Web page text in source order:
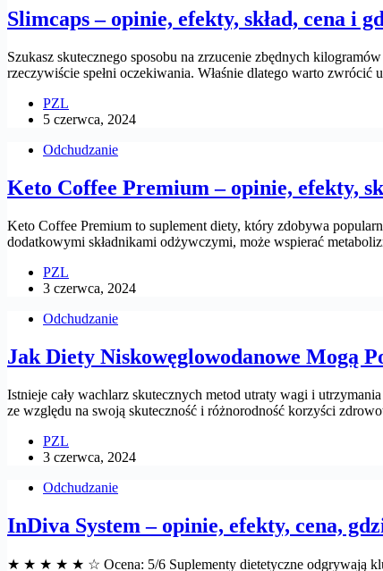
Slimcaps – opinie, efekty, skład, cena i
Szukasz skutecznego sposobu na zrzucenie zbędnych
rzeczywiście spełni oczekiwania. Właśnie dlatego warto
PZL
5 czerwca, 2024
Odchudzanie
Keto Coffee Premium – opinie, efekty,
Keto Coffee Premium to suplement diety, który zdobywa
dodatkowymi składnikami odżywczymi, może wspierać
PZL
3 czerwca, 2024
Odchudzanie
Jak Diety Niskowęglowodanowe Mogą
Istnieje cały wachlarz skutecznych metod utraty wagi i
ze względu na swoją skuteczność i różnorodność korzyści
PZL
3 czerwca, 2024
Odchudzanie
InDiva System – opinie, efekty, cena,
★ ★ ★ ★ ★ ☆ Ocena: 5/6 Suplementy dietetyczne odgrywają